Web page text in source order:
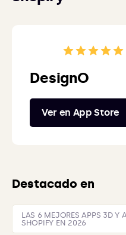
DesignO
Ver en App Store
Destacado en
LAS 6 MEJORES APPS 3D Y
SHOPIFY EN 2026